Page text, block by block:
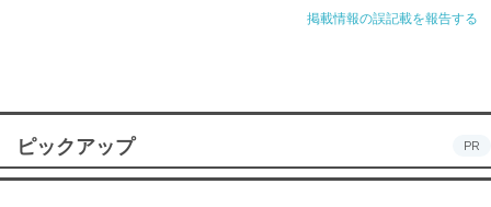
掲載情報の誤記載を報告する
ピックアップ PR